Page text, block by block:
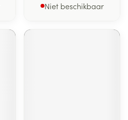
Niet beschikbaar